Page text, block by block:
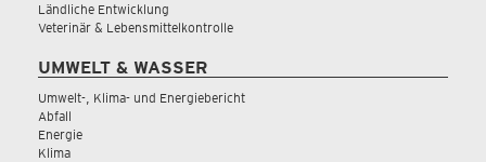
Ländliche Entwicklung
Veterinär & Lebensmittelkontrolle
UMWELT & WASSER
Umwelt-, Klima- und Energiebericht
Abfall
Energie
Klima